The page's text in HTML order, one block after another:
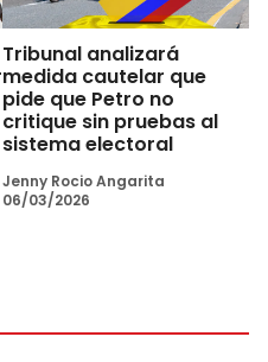
Tribunal analizará
medida cautelar que
pide que Petro no
critique sin pruebas al
sistema electoral
Jenny Rocio Angarita
06/03/2026